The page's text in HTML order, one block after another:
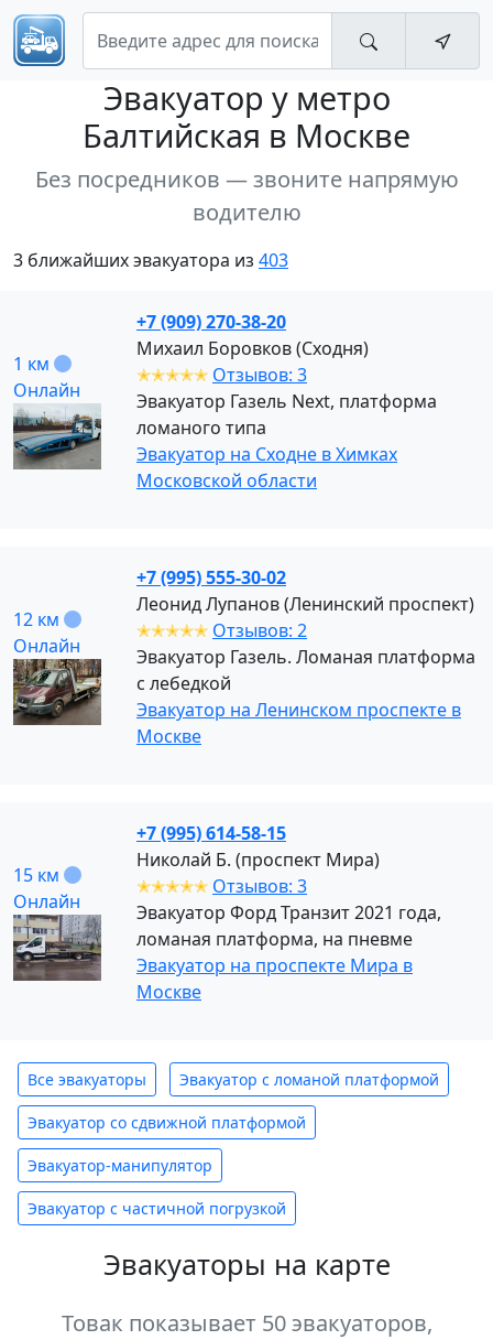
Эвакуатор у метро
Балтийская в Москве
Без посредников — звоните напрямую
водителю
3 ближайших эвакуатора из 403
1 км
Онлайн
+7 (909) 270-38-20
Михаил Боровков (Сходня)
✭✭✭✭✭ Отзывов: 3
Эвакуатор Газель Next, платформа
ломаного типа
Эвакуатор на Сходне в Химках
Московской области
12 км
Онлайн
+7 (995) 555-30-02
Леонид Лупанов (Ленинский проспект)
✭✭✭✭✭ Отзывов: 2
Эвакуатор Газель. Ломаная платформа
с лебедкой
Эвакуатор на Ленинском проспекте в
Москве
15 км
Онлайн
+7 (995) 614-58-15
Николай Б. (проспект Мира)
✭✭✭✭✭ Отзывов: 3
Эвакуатор Форд Транзит 2021 года,
ломаная платформа, на пневме
Эвакуатор на проспекте Мира в
Москве
Все эвакуаторы Эвакуатор с ломаной платформой
Эвакуатор со сдвижной платформой
Эвакуатор-манипулятор
Эвакуатор с частичной погрузкой
Эвакуаторы на карте
Товак показывает 50 эвакуаторов,